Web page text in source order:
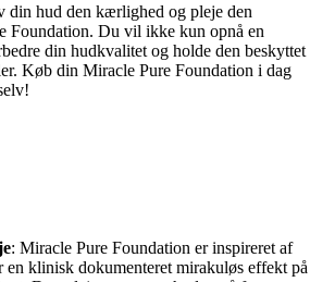
din hud den kærlighed og pleje den
Foundation. Du vil ikke kun opnå en
din hudkvalitet og holde den beskyttet
Køb din Miracle Pure Foundation i dag
: Miracle Pure Foundation er inspireret af
en klinisk dokumenteret mirakuløs effekt på